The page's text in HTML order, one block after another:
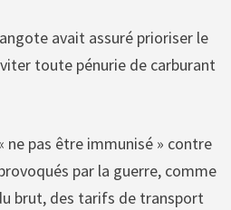
avait assuré prioriser le
toute pénurie de carburant
ne pas être immunisé » contre
par la guerre, comme
brut, des tarifs de transport